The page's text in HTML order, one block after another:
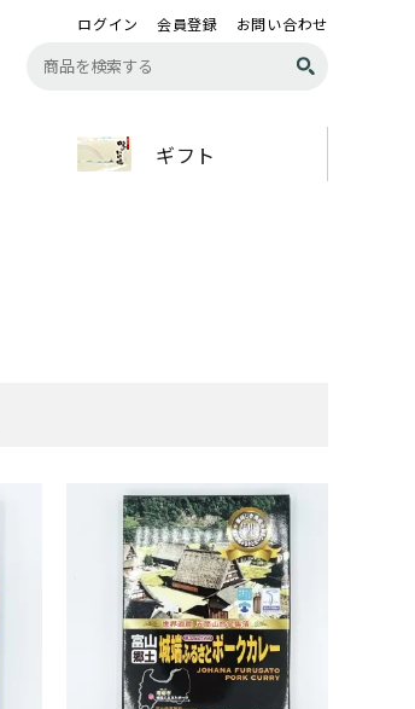
ログイン 会員登録 お問い合わせ
ギフト